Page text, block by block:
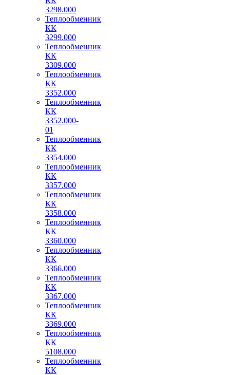
3298.000
Теплообменник
КК
3299.000
Теплообменник
КК
3309.000
Теплообменник
КК
3352.000
Теплообменник
КК
3352.000-
01
Теплообменник
КК
3354.000
Теплообменник
КК
3357.000
Теплообменник
КК
3358.000
Теплообменник
КК
3360.000
Теплообменник
КК
3366.000
Теплообменник
КК
3367.000
Теплообменник
КК
3369.000
Теплообменник
КК
5108.000
Теплообменник
КК